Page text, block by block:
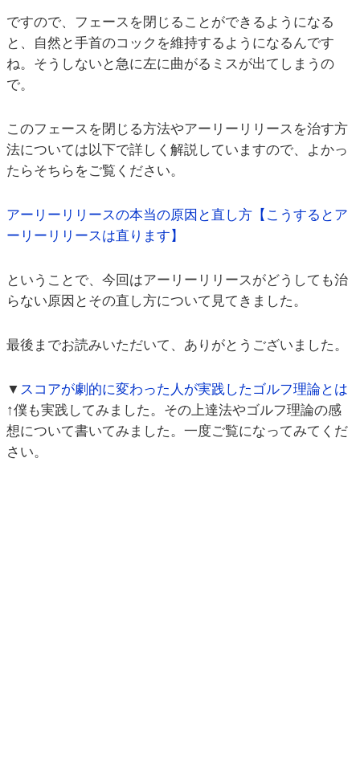
ですので、フェースを閉じることができるようになる
と、自然と手首のコックを維持するようになるんです
ね。そうしないと急に左に曲がるミスが出てしまうの
で。
このフェースを閉じる方法やアーリーリリースを治す方
法については以下で詳しく解説していますので、よかっ
たらそちらをご覧ください。
アーリーリリースの本当の原因と直し方【こうするとア
ーリーリリースは直ります】
ということで、今回はアーリーリリースがどうしても治
らない原因とその直し方について見てきました。
最後までお読みいただいて、ありがとうございました。
▼ スコアが劇的に変わった人が実践したゴルフ理論とは
↑僕も実践してみました。その上達法やゴルフ理論の感
想について書いてみました。一度ご覧になってみてくだ
さい。